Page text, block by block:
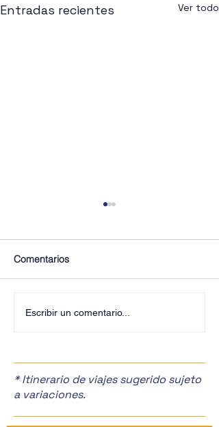
Entradas recientes Ver todo
Comentarios
Escribir un comentario...
* Itinerario de viajes sugerido sujeto
a variaciones.